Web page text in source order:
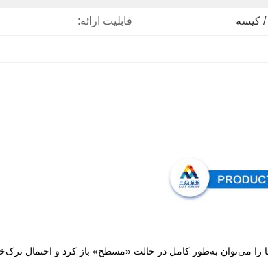
قابلیت ارائه:
را می‌توان به‌طور کامل در حالت «مسطح» باز کرد و احتمال